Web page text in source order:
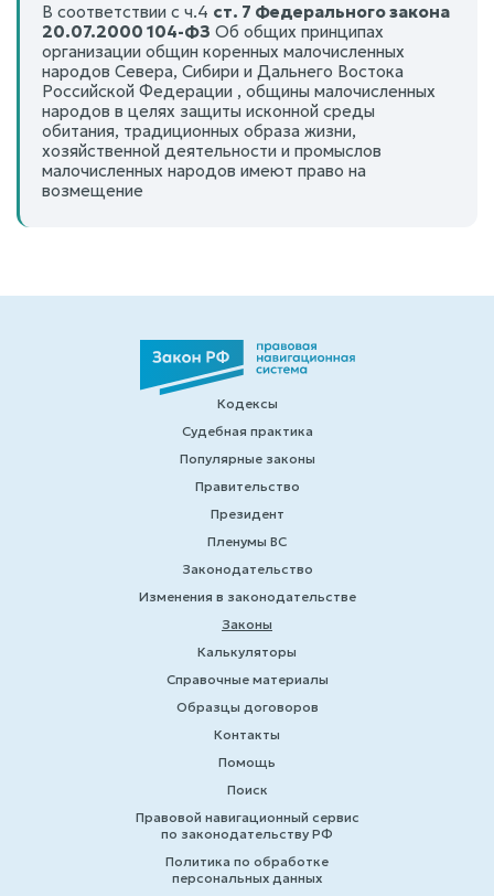
В соответствии с ч.4 ст. 7 Федерального закона
20.07.2000 104-ФЗ Об общих принципах
организации общин коренных малочисленных
народов Севера, Сибири и Дальнего Востока
Российской Федерации , общины малочисленных
народов в целях защиты исконной среды
обитания, традиционных образа жизни,
хозяйственной деятельности и промыслов
малочисленных народов имеют право на
возмещение
Кодексы
Судебная практика
Популярные законы
Правительство
Президент
Пленумы ВС
Законодательство
Изменения в законодательстве
Законы
Калькуляторы
Справочные материалы
Образцы договоров
Контакты
Помощь
Поиск
Правовой навигационный сервис
по законодательству РФ
Политика по обработке
персональных данных